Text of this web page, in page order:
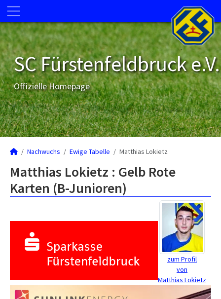
SC Fürstenfeldbruck e.V.
Offizielle Homepage
Nachwuchs Ewige Tabelle Matthias Lokietz
Matthias Lokietz : Gelb Rote
Karten (B-Junioren)
zum Profil
von
Matthias Lokietz